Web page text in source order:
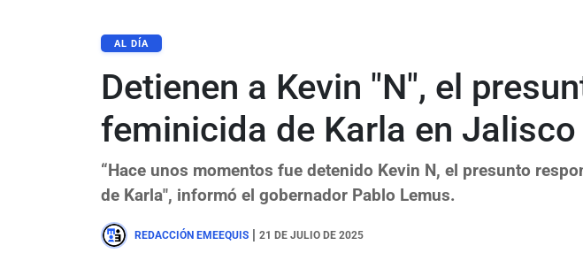
AL DÍA
Detienen a Kevin "N", el
feminicida de Karla en Jalisco
“Hace unos momentos fue detenido Kevin N, el presunto
de Karla", informó el gobernador Pablo Lemus.
REDACCIÓN EMEEQUIS 21 DE JULIO DE 2025